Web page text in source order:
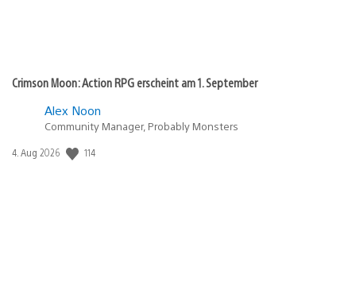
Crimson Moon: Action RPG erscheint am 1. September
Alex Noon
Community Manager, Probably Monsters
Veröffentlichungsdatum:
4. Aug 2026 114